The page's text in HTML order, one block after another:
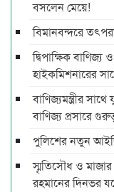
বসলেন মেয়ে!
বিমানবন্দরে
দ্বিপাক্ষিক
হাইকমিশনারের
বাণিজ্যমন্ত্রীর
বাণিজ্য প্রসারে
পুলিশের নতুন
স্মৃতিসৌধ ও মাজার
রহমানের দিনভর